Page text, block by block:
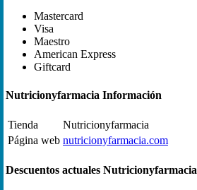
Mastercard
Visa
Maestro
American Express
Giftcard
Nutricionyfarmacia Información
Tienda
Nutricionyfarmacia
Página web nutricionyfarmacia.com
Descuentos actuales Nutricionyfarmacia